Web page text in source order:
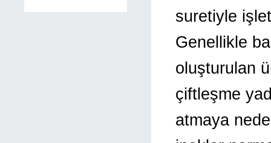
suretiyle
Genellikle
oluşturulan
çiftleşme
atmaya